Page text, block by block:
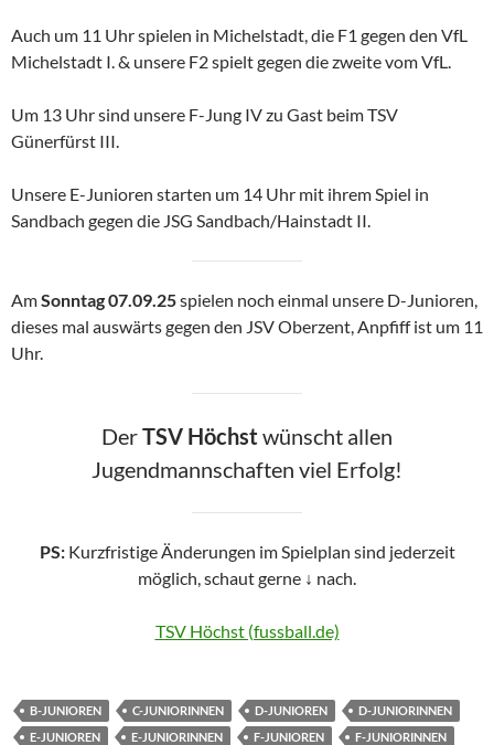
Auch um 11 Uhr spielen in Michelstadt, die F1 gegen den VfL
Michelstadt I. & unsere F2 spielt gegen die zweite vom VfL.
Um 13 Uhr sind unsere F-Jung IV zu Gast beim TSV
Günerfürst III.
Unsere E-Junioren starten um 14 Uhr mit ihrem Spiel in
Sandbach gegen die JSG Sandbach/Hainstadt II.
AmSonntag 07.09.25spielen noch einmal unsere D-Junioren,
dieses mal auswärts gegen den JSV Oberzent, Anpfiff ist um 11
Uhr.
DerTSV Höchst wünscht allen
Jugendmannschaften viel Erfolg!
PS: Kurzfristige Änderungen im Spielplan sind jederzeit
möglich, schaut gerne ↓ nach.
TSV Höchst (fussball.de)
B-JUNIOREN C-JUNIORINNEN D-JUNIOREN
D-JUNIORINNEN
E-JUNIOREN
E-JUNIORINNEN F-JUNIOREN
F-JUNIORINNEN